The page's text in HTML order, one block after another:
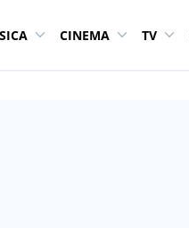
CINEMA TV